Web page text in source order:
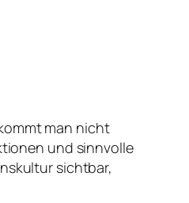
man nicht
und sinnvolle
sichtbar,